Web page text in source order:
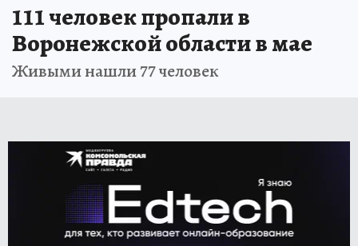
111 человек пропали в
Воронежской области в мае
Живыми нашли 77 человек